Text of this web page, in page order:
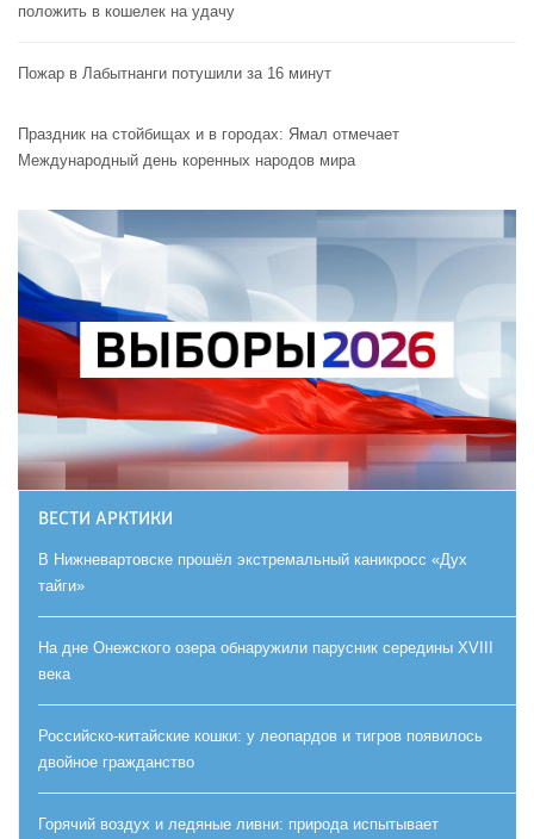
положить в кошелек на удачу
Пожар в Лабытнанги потушили за 16 минут
Праздник на стойбищах и в городах: Ямал отмечает
Международный день коренных народов мира
ВЕСТИ АРКТИКИ
В Нижневартовске прошёл экстремальный каникросс «Дух
тайги»
На дне Онежского озера обнаружили парусник середины XVIII
века
Российско-китайские кошки: у леопардов и тигров появилось
двойное гражданство
Горячий воздух и ледяные ливни: природа испытывает